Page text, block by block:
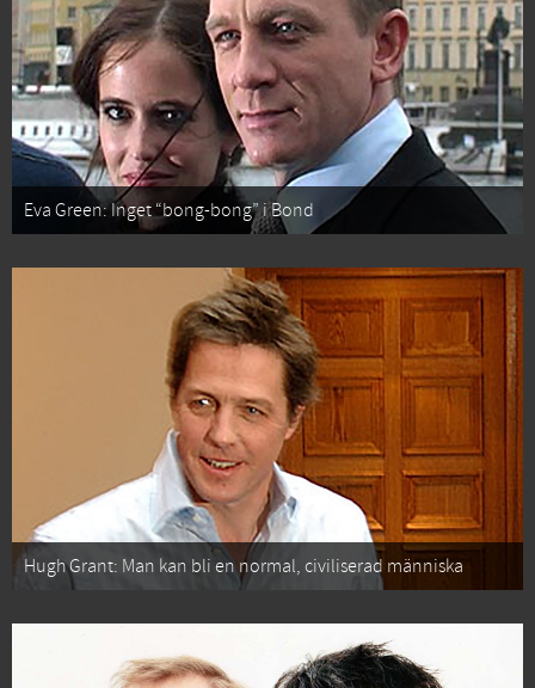
Eva Green: Inget “bong-bong” i Bond
Hugh Grant: Man kan bli en normal, civiliserad människa